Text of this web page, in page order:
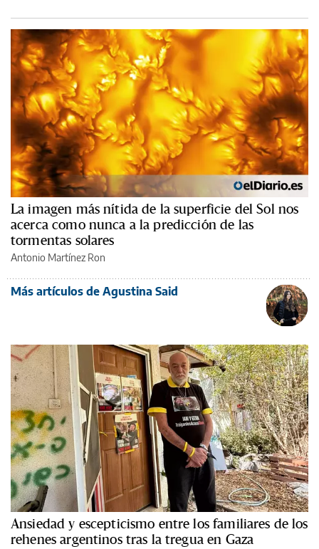
La imagen más nítida de la superficie del Sol nos
acerca como nunca a la predicción de las
tormentas solares
Antonio Martínez Ron
Más artículos de Agustina Said
Ansiedad y escepticismo entre los familiares de los
rehenes argentinos tras la tregua en Gaza